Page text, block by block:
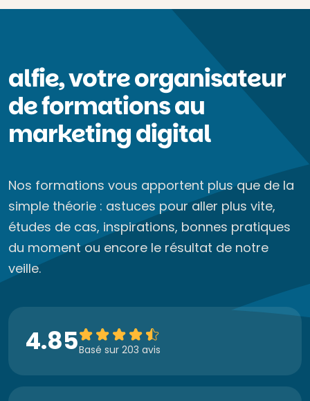
alfie, votre organisateur
de formations au
marketing digital
Nos formations vous apportent plus que de la
simple théorie : astuces pour aller plus vite,
études de cas, inspirations, bonnes pratiques
du moment ou encore le résultat de notre
veille.
4.85Basé sur 203 avis